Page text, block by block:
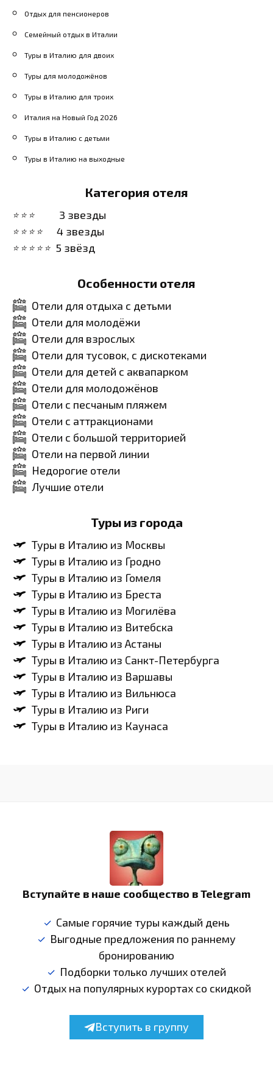
Отдых для пенсионеров
Семейный отдых в Италии
Туры в Италию для двоих
Туры для молодожёнов
Туры в Италию для троих
Италия на Новый Год 2026
Туры в Италию с детьми
Туры в Италию на выходные
Категория отеля
3 звезды
4 звезды
5 звёзд
Особенности отеля
Отели для отдыха с детьми
Отели для молодёжи
Отели для взрослых
Отели для тусовок, с дискотеками
Отели для детей с аквапарком
Отели для молодожёнов
Отели с песчаным пляжем
Отели с аттракционами
Отели с большой территорией
Отели на первой линии
Недорогие отели
Лучшие отели
Туры из города
Туры в Италию из Москвы
Туры в Италию из Гродно
Туры в Италию из Гомеля
Туры в Италию из Бреста
Туры в Италию из Могилёва
Туры в Италию из Витебска
Туры в Италию из Астаны
Туры в Италию из Санкт-Петербурга
Туры в Италию из Варшавы
Туры в Италию из Вильнюса
Туры в Италию из Риги
Туры в Италию из Каунаса
Вступайте в наше сообщество в Telegram
Самые горячие туры каждый день
Выгодные предложения по раннему
бронированию
Подборки только лучших отелей
Отдых на популярных курортах со скидкой
Вступить в группу